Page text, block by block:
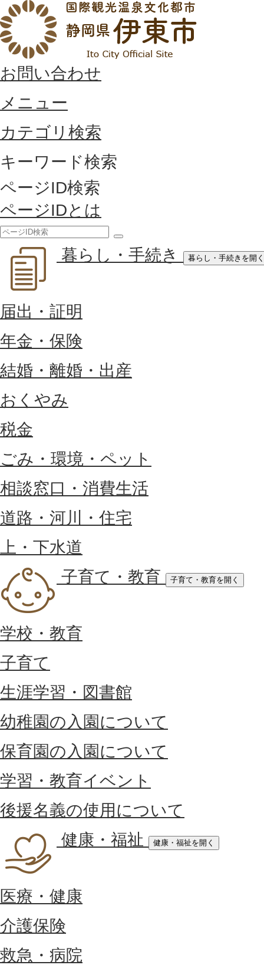
お問い合わせ
メニュー
カテゴリ検索
キーワード検索
ページID検索
ページIDとは
索
暮らし・手続き 暮らし・手続きを開く
届出・証明
年金・保険
結婚・離婚・出産
おくやみ
税金
ごみ・環境・ペット
相談窓口・消費生活
道路・河川・住宅
上・下水道
子育て・教育
子育て・教育を開く
学校・教育
子育て
生涯学習・図書館
幼稚園の入園について
保育園の入園について
学習・教育イベント
後援名義の使用について
健康・福祉
健康・福祉を開く
医療・健康
介護保険
救急・病院